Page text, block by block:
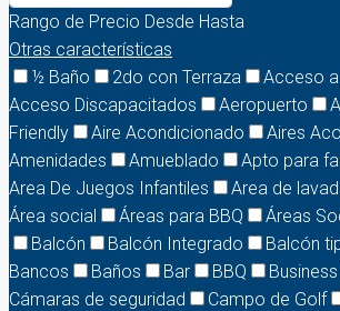
Rango de Precio Desde Hasta
Otras características
½ Baño
2do con Terraza
Acceso
Acceso Discapacitados
Aeropuerto
Friendly
Aire Acondicionado
Aires
Amenidades
Amueblado
Apto para
Area De Juegos Infantiles
Area de
Área social
Áreas para BBQ Áreas
Balcón
Balcón Integrado
Balcón
Bancos
Baños Bar BBQ
Cámaras de seguridad
Campo de Golf